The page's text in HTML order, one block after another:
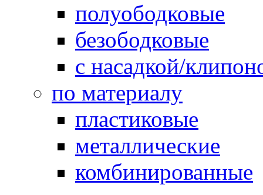
полуободковые
безободковые
с насадкой/
по материалу
пластиковые
металлические
комбинированные